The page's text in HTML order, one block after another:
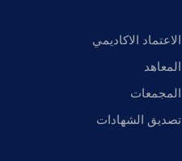
الاعتماد الاكاديمي
المعاهد
المجمعات
تصديق الشهادات